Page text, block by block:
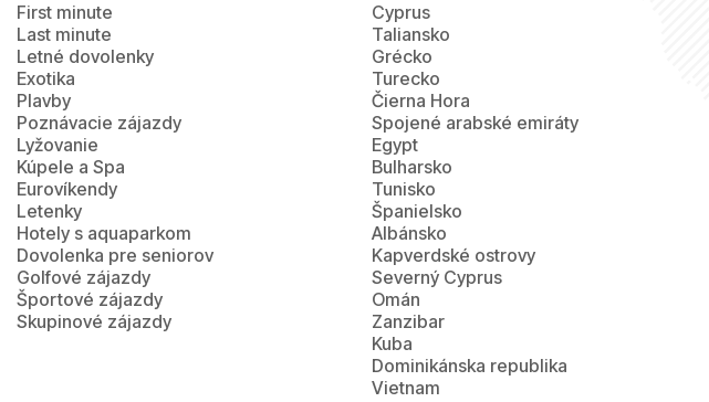
First minute
Last minute
Letné dovolenky
Exotika
Plavby
Poznávacie zájazdy
Lyžovanie
Kúpele a Spa
Eurovíkendy
Letenky
Hotely s aquaparkom
Dovolenka pre seniorov
Golfové zájazdy
Športové zájazdy
Skupinové zájazdy
Cyprus
Taliansko
Grécko
Turecko
Čierna Hora
Spojené arabské emiráty
Egypt
Bulharsko
Tunisko
Španielsko
Albánsko
Kapverdské ostrovy
Severný Cyprus
Omán
Zanzibar
Kuba
Dominikánska republika
Vietnam